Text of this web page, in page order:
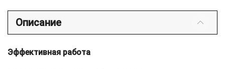
Описание
Эффективная работа